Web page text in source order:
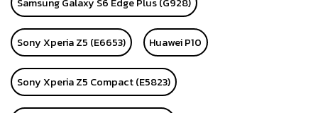
Sony Xperia Z5 (E6653) Huawei P10
Sony Xperia Z5 Compact (E5823)